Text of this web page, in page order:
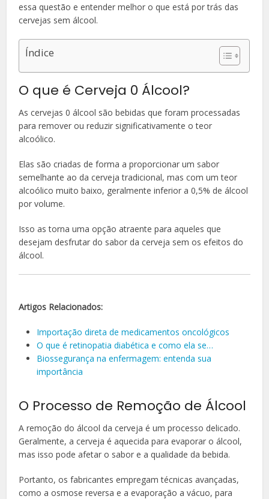
essa questão e entender melhor o que está por trás das
cervejas sem álcool.
Índice
O que é Cerveja 0 Álcool?
As cervejas 0 álcool são bebidas que foram processadas
para remover ou reduzir significativamente o teor
alcoólico.
Elas são criadas de forma a proporcionar um sabor
semelhante ao da cerveja tradicional, mas com um teor
alcoólico muito baixo, geralmente inferior a 0,5% de álcool
por volume.
Isso as torna uma opção atraente para aqueles que
desejam desfrutar do sabor da cerveja sem os efeitos do
álcool.
Artigos Relacionados:
Importação direta de medicamentos oncológicos
O que é retinopatia diabética e como ela se…
Biossegurança na enfermagem: entenda sua
importância
O Processo de Remoção de Álcool
A remoção do álcool da cerveja é um processo delicado.
Geralmente, a cerveja é aquecida para evaporar o álcool,
mas isso pode afetar o sabor e a qualidade da bebida.
Portanto, os fabricantes empregam técnicas avançadas,
como a osmose reversa e a evaporação a vácuo, para